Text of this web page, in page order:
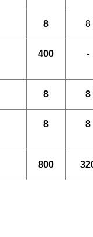
8 8
400 -
8 8
8 8
800